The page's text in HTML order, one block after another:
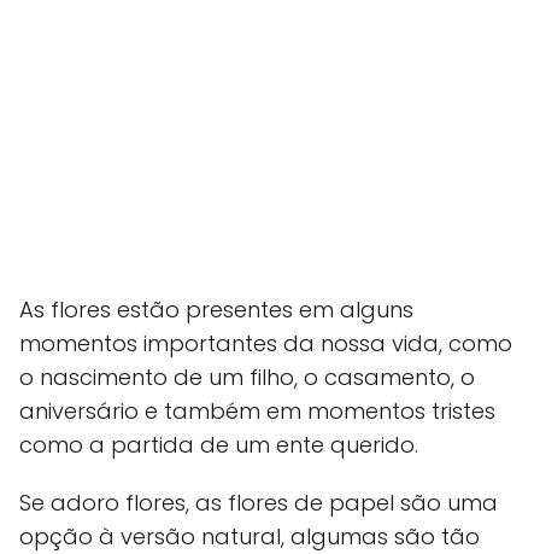
As flores estão presentes em alguns
momentos importantes da nossa vida, como
o nascimento de um filho, o casamento, o
aniversário e também em momentos tristes
como a partida de um ente querido.
Se adoro flores, as flores de papel são uma
opção à versão natural, algumas são tão